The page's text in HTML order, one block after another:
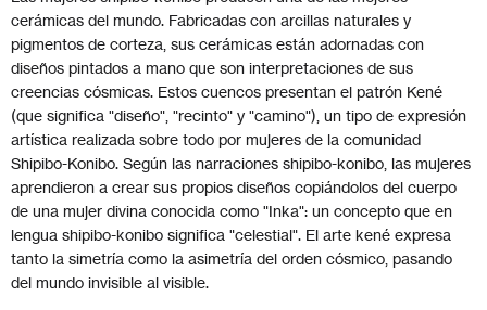
cerámicas del mundo. Fabricadas con arcillas naturales y
pigmentos de corteza, sus cerámicas están adornadas con
diseños pintados a mano que son interpretaciones de sus
creencias cósmicas. Estos cuencos presentan el patrón Kené
(que significa "diseño", "recinto" y "camino"), un tipo de expresión
artística realizada sobre todo por mujeres de la comunidad
Shipibo-Konibo. Según las narraciones shipibo-konibo, las mujeres
aprendieron a crear sus propios diseños copiándolos del cuerpo
de una mujer divina conocida como "Inka": un concepto que en
lengua shipibo-konibo significa "celestial". El arte kené expresa
tanto la simetría como la asimetría del orden cósmico, pasando
del mundo invisible al visible.